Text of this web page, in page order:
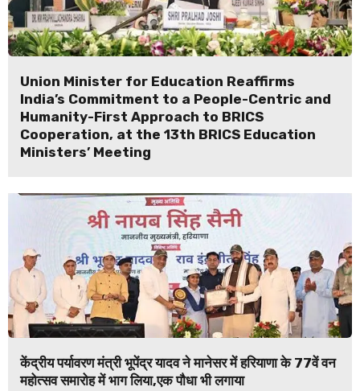
Union Minister for Education Reaffirms
India’s Commitment to a People-Centric and
Humanity-First Approach to BRICS
Cooperation, at the 13th BRICS Education
Ministers’ Meeting
केंद्रीय पर्यावरण मंत्री भूपेंद्र यादव ने मानेसर में हरियाणा के 77वें वन
महोत्सव समारोह में भाग लिया,एक पौधा भी लगाया